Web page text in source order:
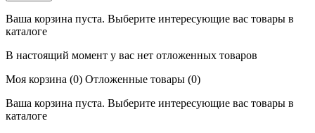
Ваша корзина пуста. Выберите интересующие вас товары в
каталоге
В настоящий момент у вас нет отложенных товаров
Моя корзина (0) Отложенные товары (0)
Ваша корзина пуста. Выберите интересующие вас товары в
каталоге